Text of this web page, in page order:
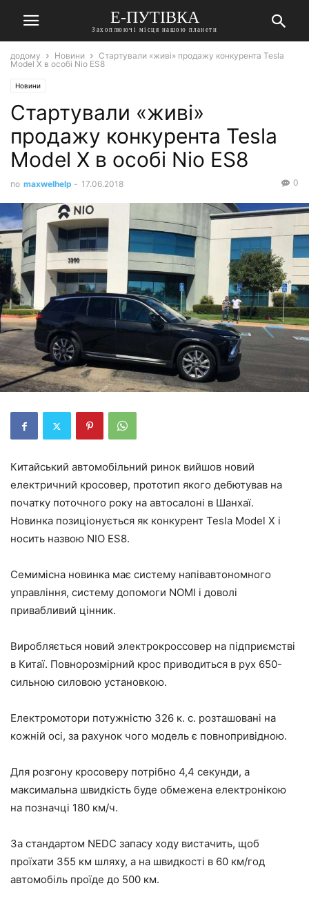
Е-ПУТІВКА
Захоплюючі місця нашою планети
додому Новини
Стартували «живі» продажу конкурента Tesla
Model X в особі Nio ES8
Новини
Стартували «живі»
продажу конкурента Tesla
Model X в особі Nio ES8
по maxwelhelp - 17.06.2018 0
Китайський автомобільний ринок вийшов новий
електричний кросовер, прототип якого дебютував на
початку поточного року на автосалоні в Шанхаї.
Новинка позиціонується як конкурент Tesla Model X і
носить назвою NIO ES8.
Семимісна новинка має систему напівавтономного
управління, систему допомоги NOMI і доволі
привабливий цінник.
Виробляється новий электрокроссовер на підприємстві
в Китаї. Повнорозмірний крос приводиться в рух 650-
сильною силовою установкою.
Електромотори потужністю 326 к. с. розташовані на
кожній осі, за рахунок чого модель є повнопривідною.
Для розгону кросоверу потрібно 4,4 секунди, а
максимальна швидкість буде обмежена електронікою
на позначці 180 км/ч.
За стандартом NEDC запасу ходу вистачить, щоб
проїхати 355 км шляху, а на швидкості в 60 км/год
автомобіль проїде до 500 км.